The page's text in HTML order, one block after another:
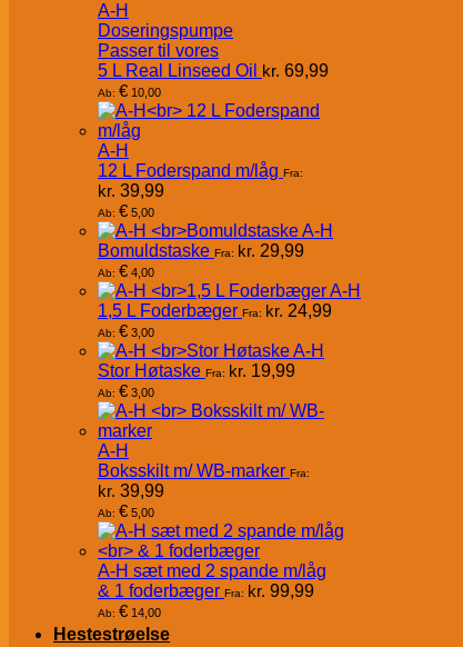
A-H
Doseringspumpe
Passer til vores
5 L Real Linseed Oil kr. 69,99
Ab: € 10,00
A-H
12 L Foderspand m/låg Fra:
kr. 39,99
Ab: € 5,00
A-H
Bomuldstaske Fra: kr. 29,99
Ab: € 4,00
A-H
1,5 L Foderbæger Fra: kr. 24,99
Ab: € 3,00
A-H
Stor Høtaske Fra: kr. 19,99
Ab: € 3,00
A-H
Boksskilt m/ WB-marker Fra:
kr. 39,99
Ab: € 5,00
A-H sæt med 2 spande m/låg
& 1 foderbæger Fra: kr. 99,99
Ab: € 14,00
Hestestrøelse